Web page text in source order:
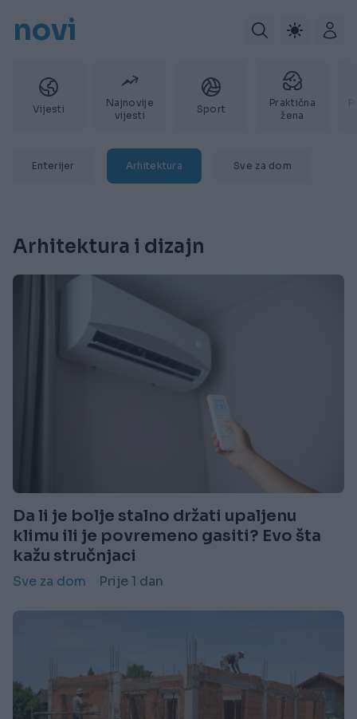
novi
Vijesti
Najnovije
vijesti
Sport
Praktična
žena
Enterijer Arhitektura Sve za dom
Arhitektura i dizajn
Da li je bolje stalno držati upaljenu
klimu ili je povremeno gasiti? Evo šta
kažu stručnjaci
Sve za dom Prije 1 dan